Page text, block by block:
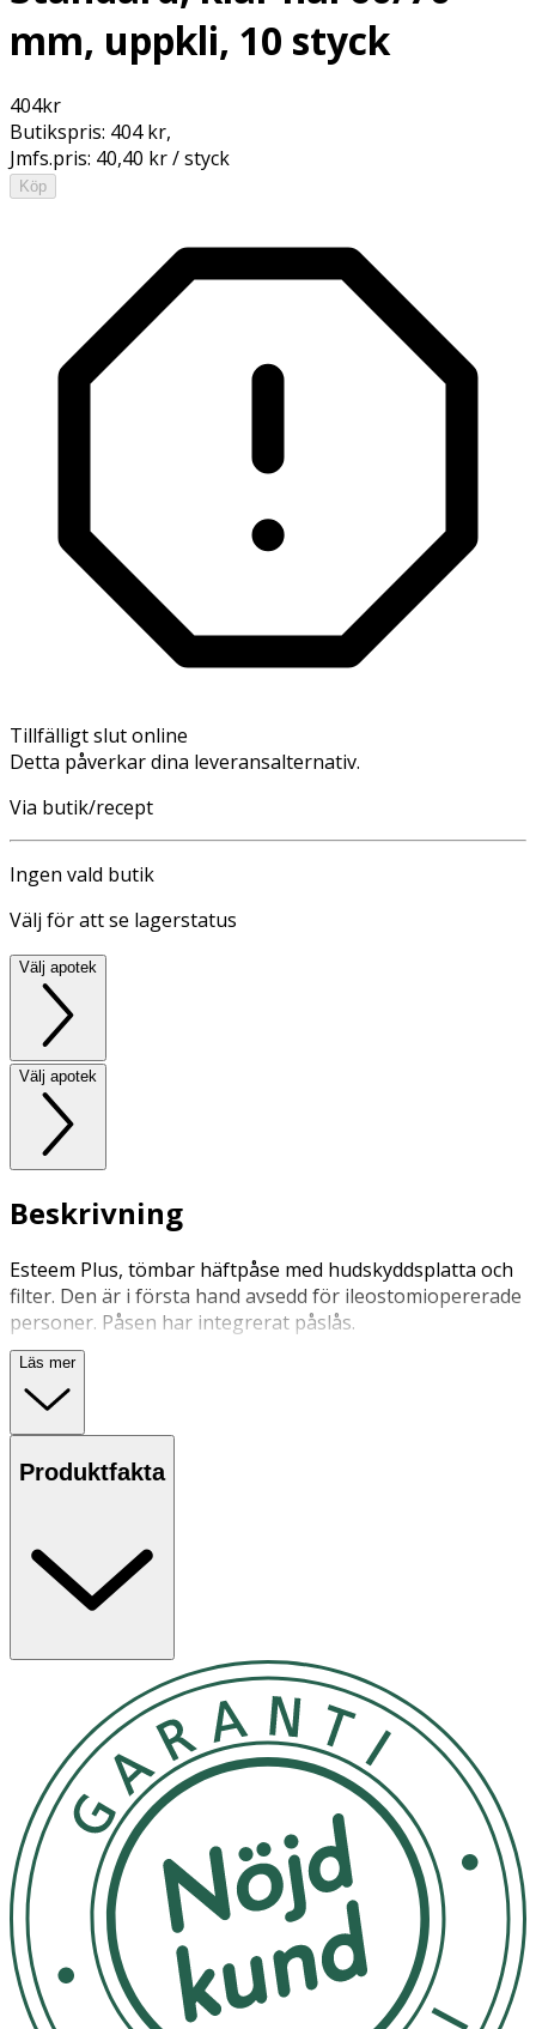
mm, uppkli, 10 styck
404kr
Butikspris: 404 kr,
Jmfs.pris: 40,40 kr / styck
Köp
Tillfälligt slut online
Detta påverkar dina leveransalternativ.
Via butik/recept
Ingen vald butik
Välj för att se lagerstatus
Välj apotek
Välj apotek
Beskrivning
Esteem Plus, tömbar häftpåse med hudskyddsplatta och
filter. Den är i första hand avsedd för ileostomiopererade
personer. Påsen har integrerat påslås.
Läs mer
Produktfakta